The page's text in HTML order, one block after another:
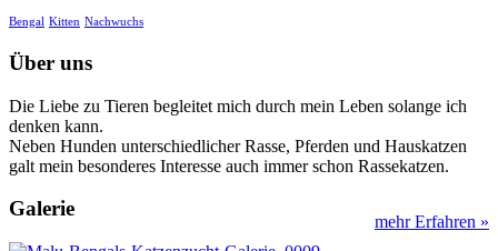
Bengal Kitten Nachwuchs
Über uns
Die Liebe zu Tieren begleitet mich durch mein Leben solange ich
denken kann.
Neben Hunden unterschiedlicher Rasse, Pferden und Hauskatzen
galt mein besonderes Interesse auch immer schon Rassekatzen.
mehr Erfahren »
Galerie